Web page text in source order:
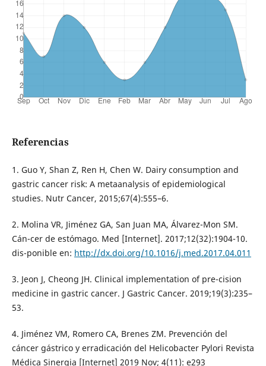
Referencias
1. Guo Y, Shan Z, Ren H, Chen W. Dairy consumption and
gastric cancer risk: A metaanalysis of epidemiological
studies. Nutr Cancer, 2015;67(4):555–6.
2. Molina VR, Jiménez GA, San Juan MA, Álvarez-Mon SM.
Cán-cer de estómago. Med [Internet]. 2017;12(32):1904-10.
dis-ponible en: http://dx.doi.org/10.1016/j.med.2017.04.011
3. Jeon J, Cheong JH. Clinical implementation of pre-cision
medicine in gastric cancer. J Gastric Cancer. 2019;19(3):235–
53.
4. Jiménez VM, Romero CA, Brenes ZM. Prevención del
cáncer gástrico y erradicación del Helicobacter Pylori Revista
Médica Sinergia [Internet] 2019 Nov; 4(11): e293